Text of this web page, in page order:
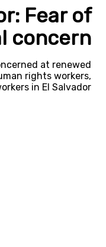
Fear of
concern
at renewed
rights workers,
in El Salvador.